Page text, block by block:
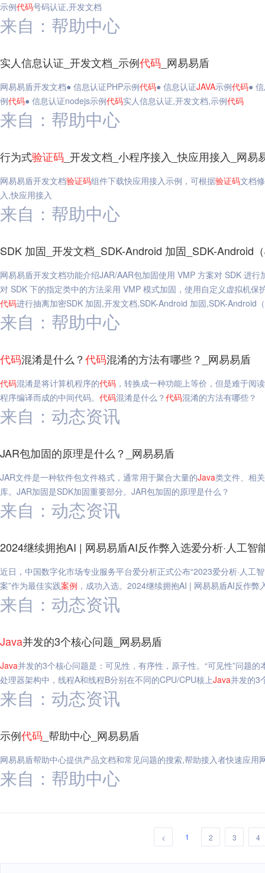
示例代码号码认证,开发文档
来自：帮助中心
实人信息认证_开发文档_示例代码 _网易易盾
网易易盾开发文档● 信息认证PHP示例代码● 信息认证JAVA示例代码●
例代码● 信息认证nodejs示例代码实人信息认证,开发文档,示例代码
来自：帮助中心
行为式验证码 _开发文档_小程序接入_快应用接入_网易
网易易盾开发文档验证码组件下载快应用接入示例，可根据验证码文档
入,快应用接入
来自：帮助中心
SDK 加固_开发文档_SDK-Android 加固_SDK-Android
网易易盾开发文档功能介绍JAR/AAR包加固使用 VMP 方案对 SDK 进
对 SDK 下的指定类中的方法采用 VMP 模式加固，使用自定义虚拟机保
代码进行抽离加密SDK 加固,开发文档,SDK-Android 加固,SDK-Android
来自：帮助中心
代码混淆是什么？代码混淆的方法有哪些？_网易易盾
代码混淆是将计算机程序的代码 ，转换成一种功能上等价，但是难于阅
程序编译而成的中间代码。 代码混淆是什么？ 代码混淆的方法有哪些？
来自：动态资讯
JAR包加固的原理是什么？_网易易盾
JAR文件是一种软件包文件格式，通常用于聚合大量的Java类文件、相
库。JAR加固是SDK加固重要部分。JAR包加固的原理是什么？
来自：动态资讯
2024继续拥抱AI | 网易易盾AI反作弊入选爱分析·人工智
近日，中国数字化市场专业服务平台爱分析正式公布“2023爱分析·人工
案”作为最佳实践案例 ，成功入选。2024继续拥抱AI | 网易易盾AI反作弊
来自：动态资讯
Java并发的3个核心问题_网易易盾
Java并发的3个核心问题是：可见性，有序性，原子性。“可见性”问题
处理器架构中，线程A和线程B分别在不同的CPU/CPU核上Java并发的3
来自：动态资讯
示例代码 _帮助中心_网易易盾
网易易盾帮助中心提供产品文档和常见问题的搜索,帮助接入者快速应用
来自：帮助中心
< 1 2 3 4